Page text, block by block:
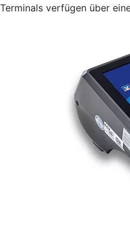
Terminals verfügen über